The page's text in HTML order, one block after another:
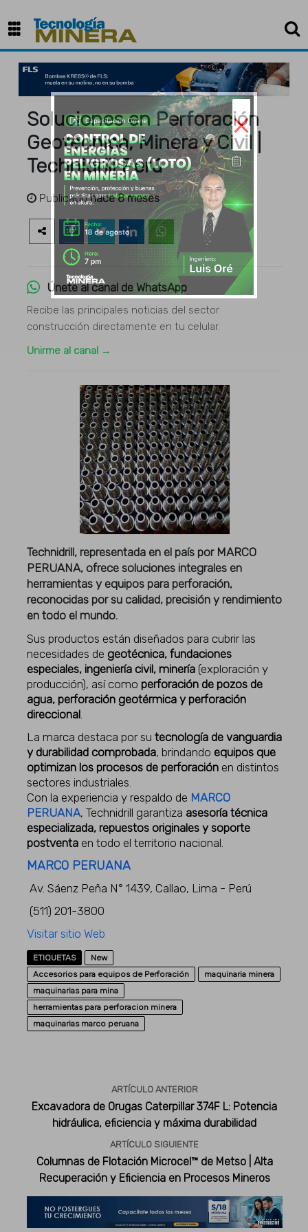
Soluciones en Perforación
Geotécnica, Minera y Civil |
Technidrill Perú
Publicadohace 8 meses
Únete al canal de WhatsApp
Recibe las principales noticias del sector
construcción directamente en tu celular.
Unirme al canal →
Technidrill, representada en el país por MARCO
PERUANA, ofrece soluciones integrales en
herramientas y equipos para perforación,
reconocidas por su calidad, precisión y rendimiento
en todo el mundo.
Sus productos están diseñados para cubrir las
necesidades de geotécnica, fundaciones
especiales, ingeniería civil, minería (exploración y
producción), así como perforación de pozos de
agua, perforación geotérmica y perforación
direccional.
La marca destaca por sutecnología de vanguardia
y durabilidad comprobada, brindando equipos que
optimizan los procesos de perforación en distintos
sectores industriales.
Con la experiencia y respaldo de MARCO
PERUANA, Technidrill garantiza asesoría técnica
especializada, repuestos originales y soporte
postventa en todo el territorio nacional.
MARCO PERUANA
Av. Sáenz Peña N° 1439, Callao, Lima - Perú
(511) 201-3800
Visitar sitio Web
ETIQUETAS
New
Accesorios para equipos de Perforación
maquinaria minera
maquinarias para mina
herramientas para perforacion minera
maquinarias marco peruana
ARTÍCULO ANTERIOR
Excavadora de Orugas Caterpillar 374F L: Potencia
hidráulica, eficiencia y máxima durabilidad
ARTÍCULO SIGUIENTE
Columnas de Flotación Microcel™ de Metso | Alta
Recuperación y Eficiencia en Procesos Mineros
×